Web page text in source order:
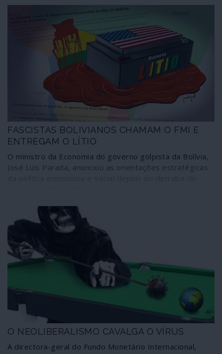
em apenas 23 dias. Isto acontece apesar de as
previsões económicas admitirem uma contracção de
40% no trimestre em curso.
FASCISTAS BOLIVIANOS CHAMAM O FMI E
ENTREGAM O LÍTIO
O ministro da Economia do governo golpista da Bolívia,
José Luis Parada, anunciou as orientações estratégicas
de lítio do Salar de Uyuni a empresas transnacionais
estrangeiras e expansão latifundiária da produção
agroindustrial através da utilização de transgénicos
(OGM, organismos geneticamente modificados. Todas
as medidas se orientam pelo favorecimento de
interesses imperialistas e das oligarquias internas,
desvendando as orientações a longo prazo de um
governo que se diz “transitório”.
O NEOLIBERALISMO CAVALGA O VÍRUS
A directora-geral do Fundo Monetário Internacional,